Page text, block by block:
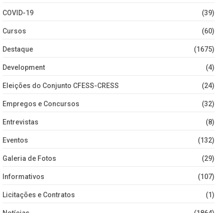
COVID-19 (39)
Cursos (60)
Destaque (1675)
Development (4)
Eleições do Conjunto CFESS-CRESS (24)
Empregos e Concursos (32)
Entrevistas (8)
Eventos (132)
Galeria de Fotos (29)
Informativos (107)
Licitações e Contratos (1)